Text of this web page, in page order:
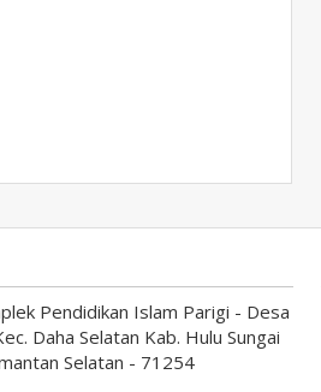
Pendidikan Islam Parigi - Desa
Daha Selatan Kab. Hulu Sungai
Selatan - 71254